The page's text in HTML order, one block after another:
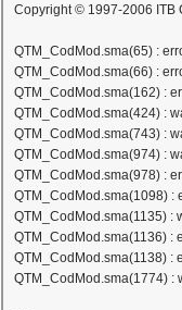
Copyright © 1997-2006 ITB
QTM_CodMod.sma(65) :
QTM_CodMod.sma(66) :
QTM_CodMod.sma(162) :
QTM_CodMod.sma(424) :
QTM_CodMod.sma(743) :
QTM_CodMod.sma(974) :
QTM_CodMod.sma(978) :
QTM_CodMod.sma(1098) :
QTM_CodMod.sma(1135) :
QTM_CodMod.sma(1136) :
QTM_CodMod.sma(1138) :
QTM_CodMod.sma(1774) :